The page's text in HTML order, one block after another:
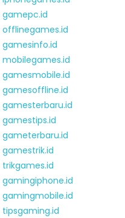
gamepc.id
offlinegames.id
gamesinfo.id
mobilegames.id
gamesmobile.id
gamesoffline.id
gamesterbaru.id
gamestips.id
gameterbaru.id
gamestrik.id
trikgames.id
gamingiphone.id
gamingmobile.id
tipsgaming.id